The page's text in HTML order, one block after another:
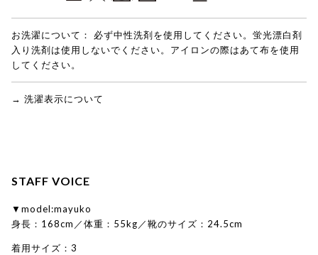
お洗濯について：
必ず中性洗剤を使用してください。蛍光漂白剤
入り洗剤は使用しないでください。アイロンの際はあて布を使用
してください。
→ 洗濯表示について
STAFF VOICE
▼model:mayuko
身長：168cm／体重：55kg／靴のサイズ：24.5cm
着用サイズ：3